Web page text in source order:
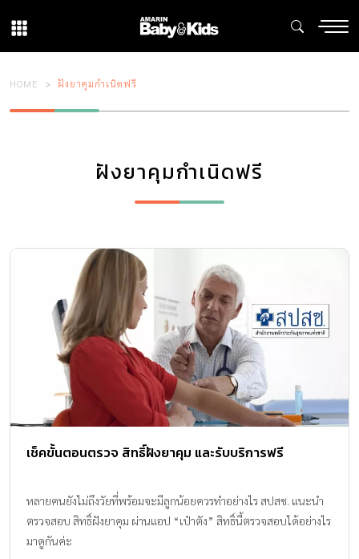
HOME ฝังยาคุมกำเนิดฟรี
ฝังยาคุมกำเนิดฟรี
เช็คขั้นตอนตรวจ สิทธิ์ฝังยาคุม และรับบริการฟรี
หลายคนยังไม่ถึงวัยที่พร้อมจะมีลูกน้อยควรทำอย่างไร สปสช. แนะนำ
ตรวจสอบ สิทธิ์ฝังยาคุม ผ่านแอป “เป๋าตัง” สิทธิ์นี้ตรวจสอบได้อย่างไร
มาดูกันค่ะ